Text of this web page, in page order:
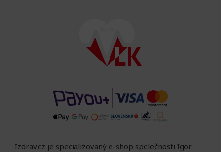
Izdrav.cz je specializovaný e-shop společnosti Igor